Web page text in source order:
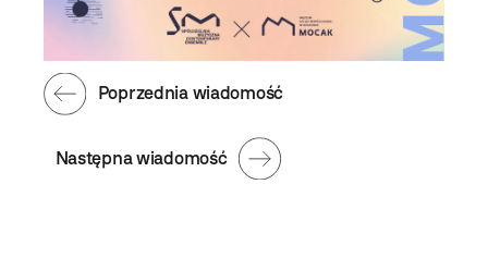
Następna wiadomość
Poprzednia wiadomość